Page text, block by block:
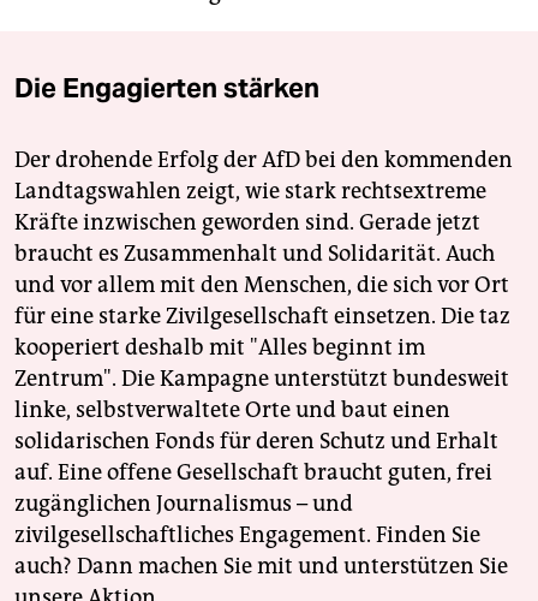
Die Engagierten stärken
Der drohende Erfolg der AfD bei den kommenden
Landtagswahlen zeigt, wie stark rechtsextreme
Kräfte inzwischen geworden sind. Gerade jetzt
braucht es Zusammenhalt und Solidarität. Auch
und vor allem mit den Menschen, die sich vor Ort
für eine starke Zivilgesellschaft einsetzen. Die taz
kooperiert deshalb mit "Alles beginnt im
Zentrum". Die Kampagne unterstützt bundesweit
linke, selbstverwaltete Orte und baut einen
solidarischen Fonds für deren Schutz und Erhalt
auf. Eine offene Gesellschaft braucht guten, frei
zugänglichen Journalismus – und
zivilgesellschaftliches Engagement. Finden Sie
auch? Dann machen Sie mit und unterstützen Sie